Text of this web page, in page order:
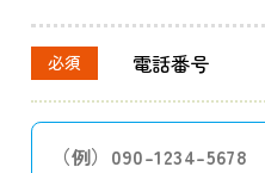
必須 電話番号